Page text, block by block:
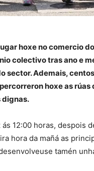
hoxe no comercio
colectivo tras ano e
sector. Ademais,
hoxe as
dignas.
12:00 horas, despois
hora da mañá as
tamén